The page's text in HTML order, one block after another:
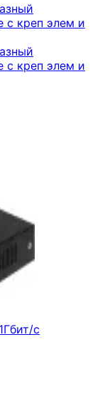
с креп элем и
с креп элем и
с